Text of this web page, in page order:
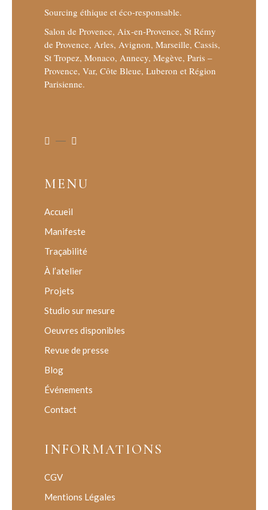
Sourcing éthique et éco-responsable.
Salon de Provence, Aix-en-Provence, St Rémy
de Provence, Arles, Avignon, Marseille, Cassis,
St Tropez, Monaco, Annecy, Megève, Paris –
Provence, Var, Côte Bleue, Luberon et Région
Parisienne.
MENU
Accueil
Manifeste
Traçabilité
À l’atelier
Projets
Studio sur mesure
Oeuvres disponibles
Revue de presse
Blog
Événements
Contact
INFORMATIONS
CGV
Mentions Légales